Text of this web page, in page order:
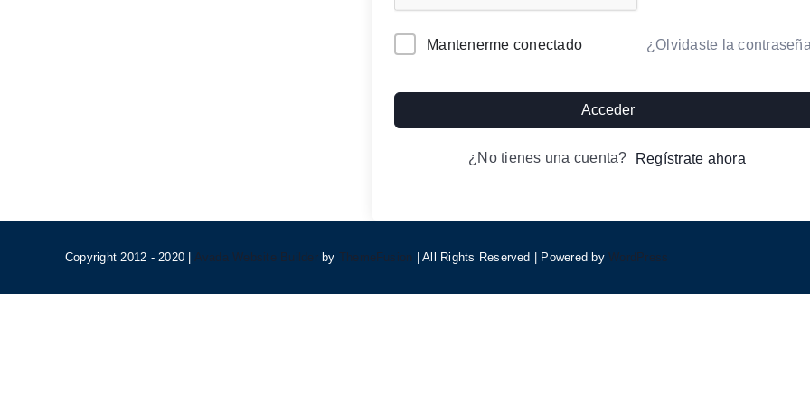
Alternative:
Mantenerme conectado ¿Olvidaste la
Acceder
¿No tienes una cuenta? Regístrate ahora
Copyright 2012 - 2020 | Avada Website Builderby ThemeFusion | All Rights Reserved | Powered byWordPress